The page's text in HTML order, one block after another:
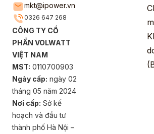
mkt@ipower.vn
0326 647 268
CÔNG TY CỔ
PHẦN VOLWATT
VIỆT NAM
MST: 0110700903
Ngày cấp: ngày 02
tháng 05 năm 2024
Nơi cấp: Sở kế
hoạch và đầu tư
thành phố Hà Nội –